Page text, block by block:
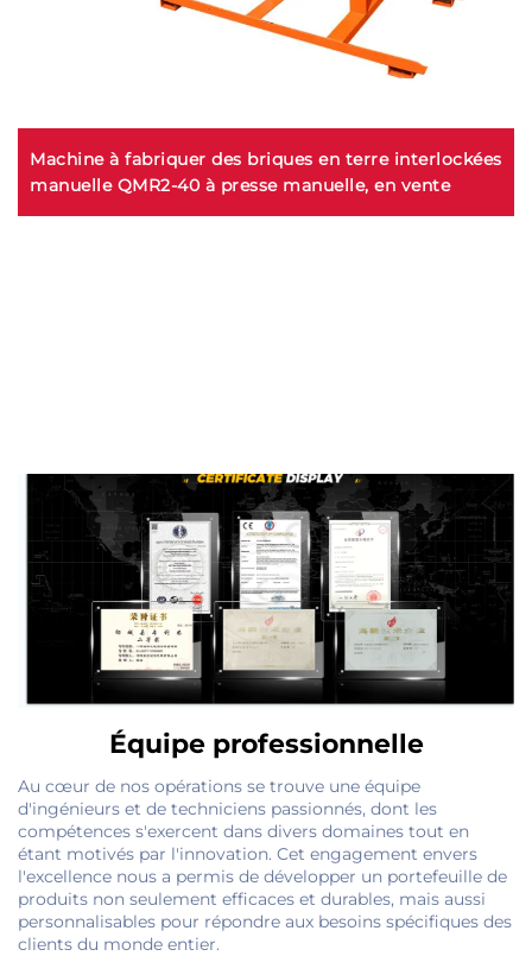
Machine à fabriquer des briques en terre interlockées
manuelle QMR2-40 à presse manuelle, en vente
Équipe professionnelle
Au cœur de nos opérations se trouve une équipe
d'ingénieurs et de techniciens passionnés, dont les
compétences s'exercent dans divers domaines tout en
étant motivés par l'innovation. Cet engagement envers
l'excellence nous a permis de développer un portefeuille de
produits non seulement efficaces et durables, mais aussi
personnalisables pour répondre aux besoins spécifiques des
clients du monde entier.